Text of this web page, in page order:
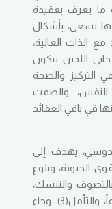
ما يعرف بعقيدة
كلها تسعى، بأشكال
الذات العالية،
اللذين يتكون
التركيز والصحة
والصمت
في باقي العقائد
يهدف إلى
الحيوية، وبلوغ
والتنسك،
كالجلوس طويلاً من دون حركة إطلاقاً، والتأمل(3). وجاء